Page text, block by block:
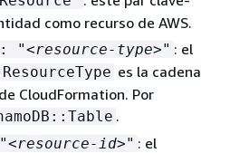
como recurso de AWS.
"<resource-type>" : el
ResourceType es la cadena
de CloudFormation. Por
.
<resource-id>" : el